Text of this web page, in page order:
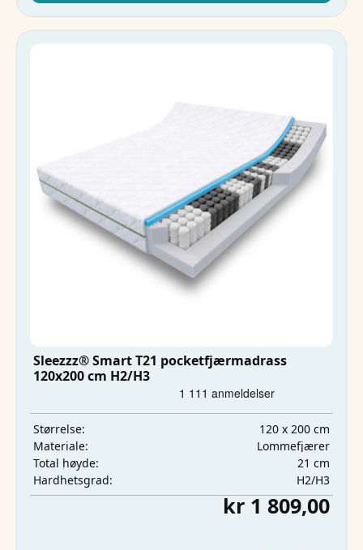
Sleezzz® Smart T21 pocketfjærmadrass
120x200 cm H2/H3
Størrelse:
120 x 200 cm
Materiale:
Lommefjærer
Total høyde:
21 cm
Hardhetsgrad:
H2/H3
kr 1 809,00